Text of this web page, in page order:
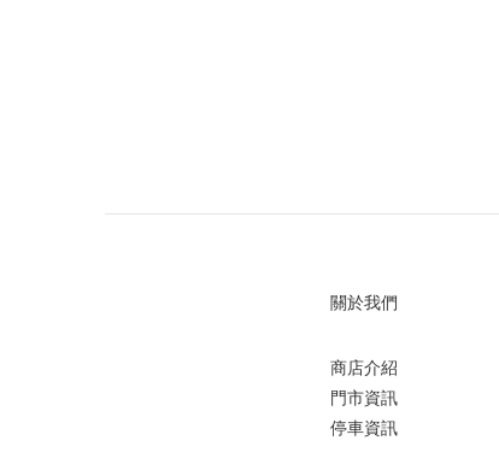
腳踏車 (26)
關於我們
商店介紹
門市資訊
停車資訊